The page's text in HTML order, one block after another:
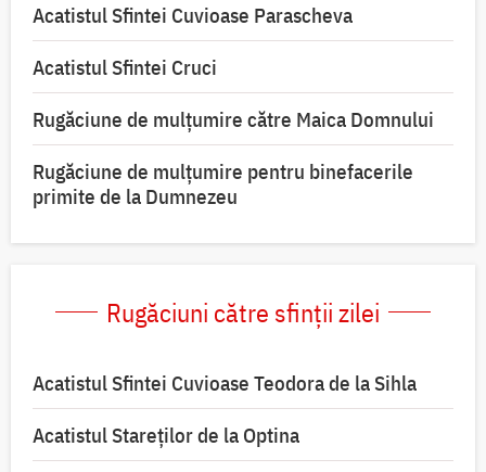
Acatistul Sfintei Cuvioase Parascheva
Acatistul Sfintei Cruci
Rugăciune de mulţumire către Maica Domnului
Rugăciune de mulțumire pentru binefacerile
primite de la Dumnezeu
Rugăciuni către sfinții zilei
Acatistul Sfintei Cuvioase Teodora de la Sihla
Acatistul Stareţilor de la Optina